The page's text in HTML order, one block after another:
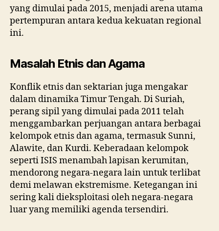
yang dimulai pada 2015, menjadi arena utama
pertempuran antara kedua kekuatan regional
ini.
Masalah Etnis dan Agama
Konflik etnis dan sektarian juga mengakar
dalam dinamika Timur Tengah. Di Suriah,
perang sipil yang dimulai pada 2011 telah
menggambarkan perjuangan antara berbagai
kelompok etnis dan agama, termasuk Sunni,
Alawite, dan Kurdi. Keberadaan kelompok
seperti ISIS menambah lapisan kerumitan,
mendorong negara-negara lain untuk terlibat
demi melawan ekstremisme. Ketegangan ini
sering kali dieksploitasi oleh negara-negara
luar yang memiliki agenda tersendiri.